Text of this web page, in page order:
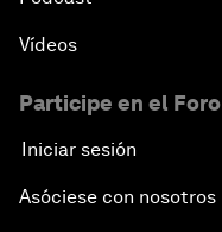
Vídeos
Participe en el Foro
Iniciar sesión
Asóciese con nosotros